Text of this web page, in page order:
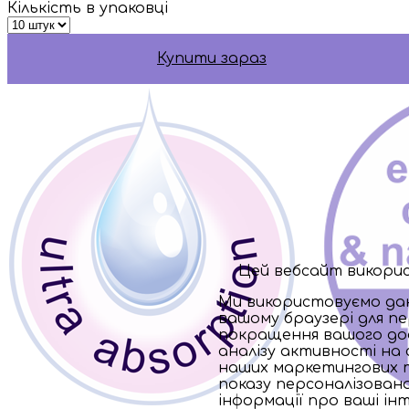
Кількість в упаковці
Купити зараз
Цей вебсайт
Ми використовуємо
вашому браузері для
покращення вашого
аналізу активності на
наших маркетингових
показу
інформації про ваші